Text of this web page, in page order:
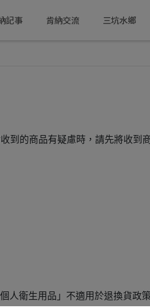
記事 肯納交流 三坑水鄉
收到的商品有疑慮時，請先將收到
人衛生用品」不適用於退換貨政策